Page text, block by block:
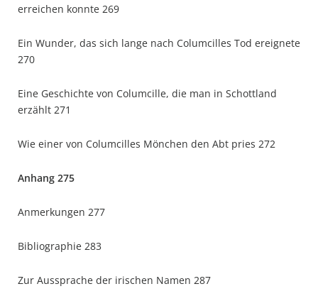
erreichen konnte 269
Ein Wunder, das sich lange nach Columcilles Tod ereignete
270
Eine Geschichte von Columcille, die man in Schottland
erzählt 271
Wie einer von Columcilles Mönchen den Abt pries 272
Anhang 275
Anmerkungen 277
Bibliographie 283
Zur Aussprache der irischen Namen 287